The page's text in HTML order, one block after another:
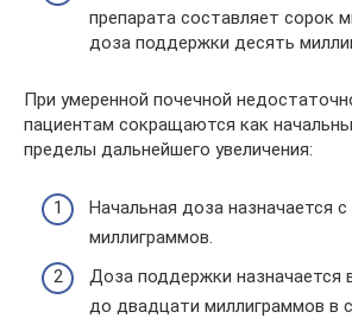
препарата составляет сорок
доза поддержки десять
При умеренной почечной
пациентам сокращаются как
пределы дальнейшего увеличения:
Начальная доза назначается
миллиграммов.
Доза поддержки назначается
до двадцати миллиграммов в